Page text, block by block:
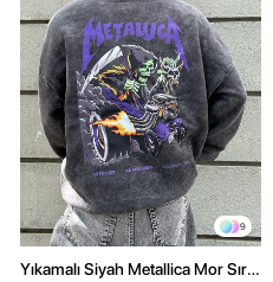
9
Yıkamalı Siyah Metallica Mor Sırt